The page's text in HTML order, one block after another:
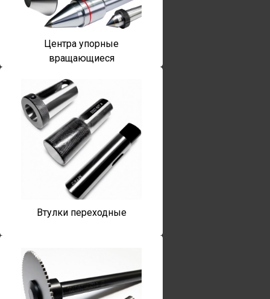
Центра упорные
вращающиеся
Втулки переходные